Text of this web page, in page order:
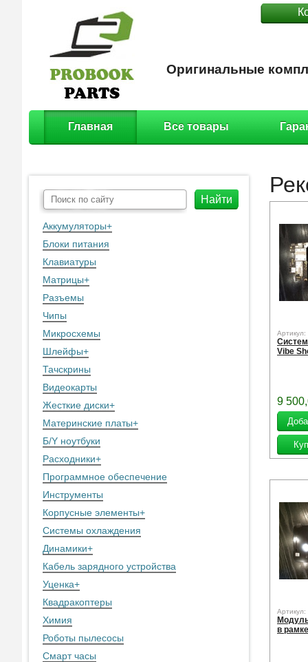
Оригинальные
Главная Все товары
Найти
Аккумуляторы+
Блоки питания
Клавиатуры
Матрицы+
Разъемы
Чипы
Микросхемы
Шлейфы+
Тачскрины
Видеокарты
Жесткие диски+
Материнские платы+
Б/Y ноутбуки
Расходники+
Программное обеспечение
Инструменты
Корпусные элементы+
Системы охлаждения
Динамики+
Кабель зарядного устройства
Уценка+
Квадракоптеры
Химия
Роботы пылесосы
Смарт часы
Артикул:
Vibe
9
в рамке